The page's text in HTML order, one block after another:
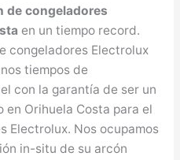
de congeladores
en un tiempo record.
congeladores Electrolux
tiempos de
con la garantía de ser un
Orihuela Costa para el
Electrolux. Nos ocupamos
in-situ de su arcón